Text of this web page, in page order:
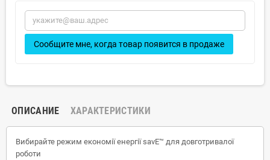
Сообщите мне, когда товар появится в продаже
ОПИСАНИЕ ХАРАКТЕРИСТИКИ
Вибирайте режим економії енергії savE™ для довготривалої
роботи